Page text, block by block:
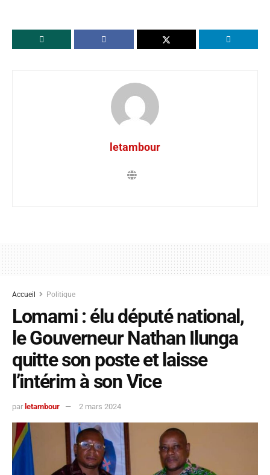
letambour
Accueil Politique
Lomami : élu député national,
le Gouverneur Nathan Ilunga
quitte son poste et laisse
l’intérim à son Vice
par letambour 2 mars 2024